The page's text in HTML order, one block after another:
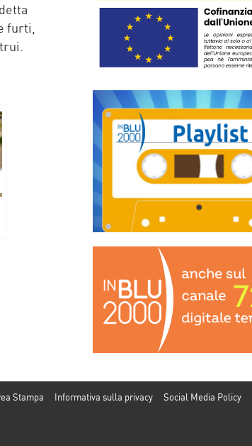
furti,
Stampa Informativa sulla privacy Social Media Policy